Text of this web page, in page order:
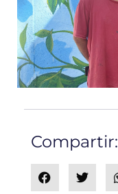
Compartir: